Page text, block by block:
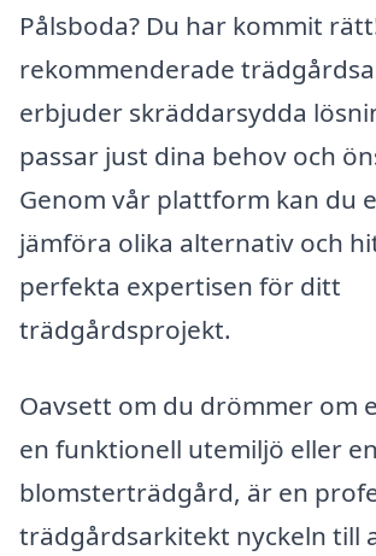
Pålsboda? Du har kommit
rekommenderade
erbjuder skräddarsydda
passar just dina behov och
Genom vår plattform kan du
jämföra olika alternativ och
perfekta expertisen för ditt
trädgårdsprojekt.
Oavsett om du drömmer om
en funktionell utemiljö eller
blomsterträdgård, är en
trädgårdsarkitekt nyckeln till